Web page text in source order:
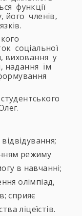
функції
його членів,
соціальної
виховання у
надання їм
режиму
в навчанні;
олімпіад,
сприяє
ліцеїстів.